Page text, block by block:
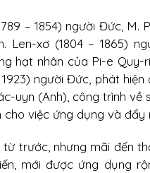
– 1854) người Đức, M.
Len-xơ (1804 – 1865)
hạt nhân của Pi-e
người Đức, phát
uyn (Anh), công trình về
việc ứng dụng và đẩy
trước, nhưng mãi đến
mới được ứng dụng